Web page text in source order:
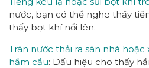
nước, bạn có thể nghe thấy
thấy bọt khí nổi lên.
Tràn nước thải ra sàn nhà
hầm cầu: Dấu hiệu cho thấy